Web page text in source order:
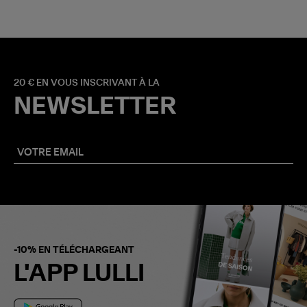
20 € EN VOUS INSCRIVANT À LA
NEWSLETTER
-10% EN TÉLÉCHARGEANT
L'APP LULLI